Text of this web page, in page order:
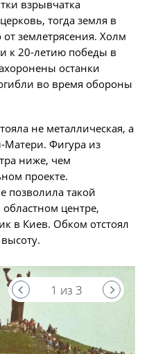
взрывчатка
тогда земля в
от землетрясения. Холм
к 20-летию победы в
останки
во время обороны
не металлическая, а
Матери. Фигура из
ниже, чем
проекте.
позволила такой
центре,
в Киев. Обком отстоял
1 из 3